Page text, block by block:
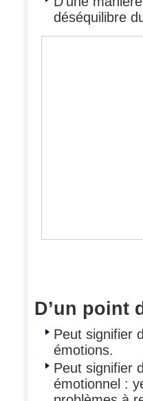
déséquilibre
D’un point
Peut signifier
émotions.
Peut signifier
émotionnel :